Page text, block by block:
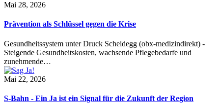
Mai 28, 2026
Prävention als Schlüssel gegen die Krise
Gesundheitssystem unter Druck Scheidegg (obx-medizindirekt) -
Steigende Gesundheitskosten, wachsende Pflegebedarfe und
zunehmende…
Mai 22, 2026
S-Bahn - Ein Ja ist ein Signal für die Zukunft der Region